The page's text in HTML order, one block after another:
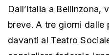
Dall’Italia a Bellinzona,
breve. A tre giorni dalle
davanti al Teatro